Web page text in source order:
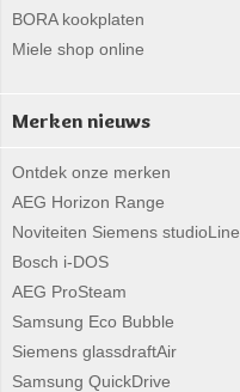
BORA kookplaten
Miele shop online
Merken nieuws
Ontdek onze merken
AEG Horizon Range
Noviteiten Siemens studioLine
Bosch i-DOS
AEG ProSteam
Samsung Eco Bubble
Siemens glassdraftAir
Samsung QuickDrive